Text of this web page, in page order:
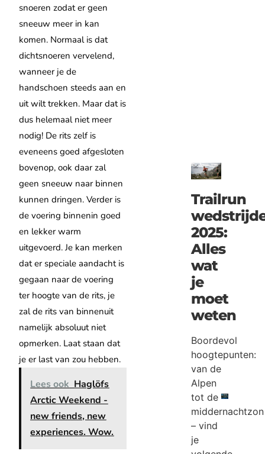
snoeren zodat er geen
sneeuw meer in kan
komen. Normaal is dat
dichtsnoeren vervelend,
wanneer je de
handschoen steeds aan en
uit wilt trekken. Maar dat is
dus helemaal niet meer
nodig! De rits zelf is
eveneens goed afgesloten
bovenop, ook daar zal
geen sneeuw naar binnen
kunnen dringen. Verder is
de voering binnenin goed
en lekker warm
uitgevoerd. Je kan merken
dat er speciale aandacht is
gegaan naar de voering
ter hoogte van de rits, je
zal de rits van binnenuit
namelijk absoluut niet
opmerken. Laat staan dat
je er last van zou hebben.
Lees ook Haglöfs
Arctic Weekend -
new friends, new
experiences. Wow.
Trailrun
2025:
Alles
wat
je
moet
weten
Boordevol
hoogtepunten:
van de
Alpen
tot de
middernachtzon
– vind
je